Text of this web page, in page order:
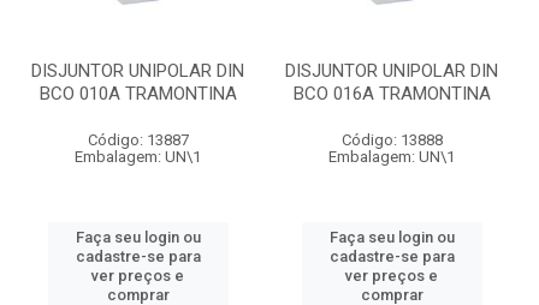
DISJUNTOR UNIPOLAR DIN
BCO 010A TRAMONTINA
Código: 13887
Embalagem: UN\1
Faça seu login ou
cadastre-se para
ver preços e
comprar
DISJUNTOR UNIPOLAR DIN
BCO 016A TRAMONTINA
Código: 13888
Embalagem: UN\1
Faça seu login ou
cadastre-se para
ver preços e
comprar